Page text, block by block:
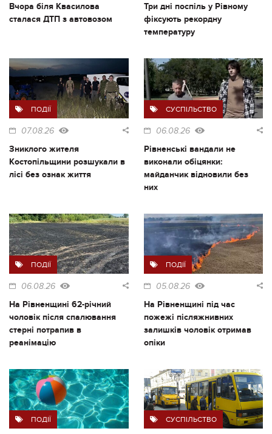
Вчора біля Квасилова
сталася ДТП з автовозом
Три дні поспіль у Рівному
фіксують рекордну
температуру
ПОДІЇ
07.08.26
Зниклого жителя
Костопільщини розшукали в
лісі без ознак життя
СУСПІЛЬСТВО
06.08.26
Рівненські вандали не
виконали обіцянки:
майданчик відновили без
них
ПОДІЇ
06.08.26
На Рівненщині 62-річний
чоловік після спалювання
стерні потрапив в
реанімацію
ПОДІЇ
05.08.26
На Рівненщині під час
пожежі післяжнивних
залишків чоловік отримав
опіки
ПОДІЇ СУСПІЛЬСТВО